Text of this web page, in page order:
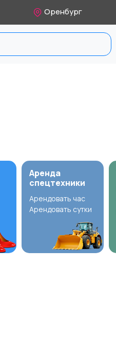
Оренбург
Аренда
спецтехники
Арендовать час
Арендовать сутки